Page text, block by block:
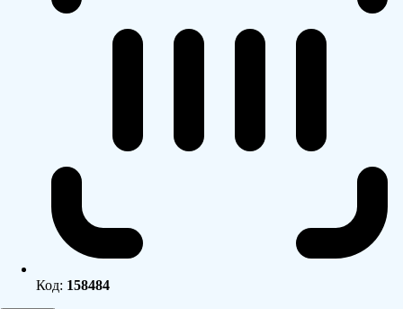
Код: 158484